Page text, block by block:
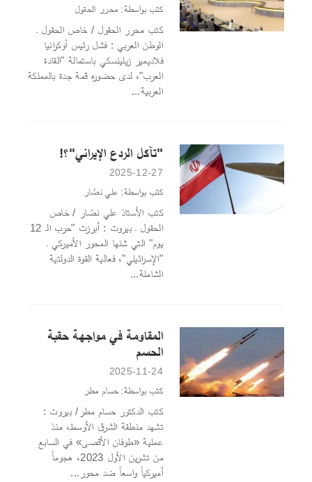
كتب بواسطة: محرر الحقول
كتب محرر الحقول / خاص الحقول ـ
الوطن العربي : فشل رئيس أوكرانيا
فلاديمير زيلينسكي باستمالة "القادة
العرب"، لدى حضوره قمة جدة بالمملكة
العربية...
"تآكل الردع الإيراني"؟!
2025-12-27
كتب بواسطة: علي نصَّار
كتب الأستاذ علي نصّار / خاص
الحقول ـ بيروت : أبرزت "حرب الـ 12
يوم" التي شنها المحور الأميركي ـ
"الإسرائيلي"، فعالية القوة الدولتية
الشاملة...
المقاومة في مواجهة حقبة
الحسم
2025-11-24
كتب بواسطة: حسام مطر
كتب الدكتور حسام مطر/ بيروت :
تشهد منطقة الشرق الأوسط، منذ
عملية «طوفان الأقصى» في السابع
من تشرين الأول 2023، هجوماً
أميركياً واسعاً ضد محور...